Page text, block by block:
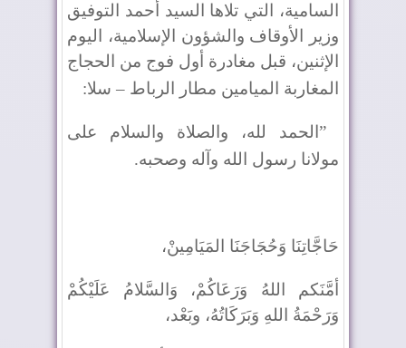
السامية، التي تلاها السيد أحمد التوفيق
وزير الأوقاف والشؤون الإسلامية، اليوم
الإثنين، قبل مغادرة أول فوج من الحجاج
المغاربة الميامين مطار الرباط – سلا:
” الحمد لله، والصلاة والسلام على
مولانا رسول الله وآله وصحبه.
حَاجَّاتِنَا وَحُجَاجَنَا المَيَامِينْ،
أمَّنَكم اللهُ وَرَعَاكُمْ، وَالسَّلامُ عَلَيْكُمْ
وَرَحْمَةُ اللهِ وَبَرَكَاتُهُ، وبَعْد،